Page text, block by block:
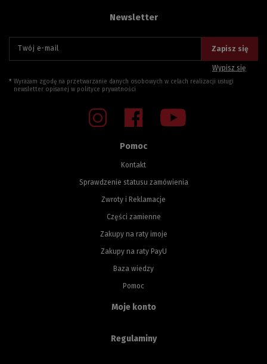
Pomoc
Kontakt
Sprawdzenie statusu zamówienia
Zwroty i Reklamacje
Części zamienne
Zakupy na raty imoje
Zakupy na raty PayU
Baza wiedzy
Pomoc
Moje konto
Regulaminy
Newsletter
Twój e-mail Zapisz się
Wypisz się
Wyrażam zgodę na przetwarzanie danych osobowych w celach realizacji usługi
newsletter opisanej w polityce prywatności